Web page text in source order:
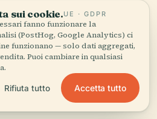
Travel Guide, 2025
sui cookie.UE · GDPR
fanno funzionare la
(PostHog, Google Analytics) ci
funzionano — solo dati aggregati,
Puoi cambiare in qualsiasi
Rifiuta tutto Accetta tutto